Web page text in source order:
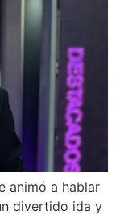
animó a hablar
divertido ida y